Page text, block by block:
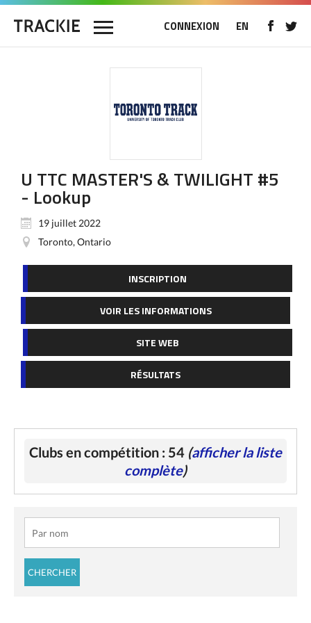
CONNEXION EN
U TTC MASTER'S & TWILIGHT #5
- Lookup
19 juillet 2022
Toronto, Ontario
INSCRIPTION
VOIR LES INFORMATIONS
SITE WEB
RÉSULTATS
Clubs en compétition : 54 (afficher la liste
complète)